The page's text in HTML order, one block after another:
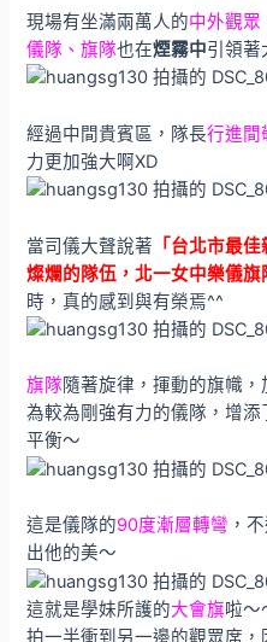
現場有坐滿兩萬人的中外觀眾
儀隊、旗隊也在煙霧中引領著
經過中間貴賓區，隊長行進間
力更加強大啊XD
當司儀大聲說著 「台北市最
燦爛的隊伍，北一女中樂儀旗
時，真的感到與有榮焉^^
旗隊隨著旋律，揮動的旗幟
為較為剛強有力的儀隊，增
平衡～
這是儀隊的90度漸層轉彎 ，
出他的美～
這就是學妹所護的大會旗啦～
拍一半衝到另一邊的觀眾席